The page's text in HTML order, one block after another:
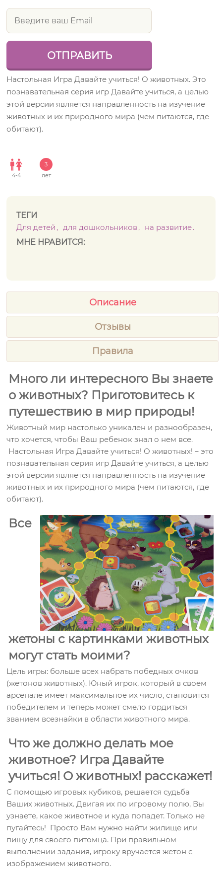
Настольная Игра Давайте учиться! О животных. Это
познавательная серия игр Давайте учиться, а целью
этой версии является направленность на изучение
животных и их природного мира (чем питаются, где
обитают).
4-4
3
лет
ТЕГИ
Для детей
для дошкольников
на развитие
МНЕ НРАВИТСЯ:
Описание
Отзывы
Правила
Много ли интересного Вы знаете
о животных? Приготовитесь к
путешествию в мир природы!
Животный мир настолько уникален и разнообразен,
что хочется, чтобы Ваш ребенок знал о нем все.
Настольная Игра Давайте учиться! О животных! – это
познавательная серия игр Давайте учиться, а целью
этой версии является направленность на изучение
животных и их природного мира (чем питаются, где
обитают).
Все
жетоны с картинками животных
могут стать моими?
Цель игры: больше всех набрать победных очков
(жетонов животных). Юный игрок, который в своем
арсенале имеет максимальное их число, становится
победителем и теперь может смело гордиться
званием всезнайки в области животного мира.
Что же должно делать мое
животное? Игра Давайте
учиться! О животных! расскажет!
С помощью игровых кубиков, решается судьба
Ваших животных. Двигая их по игровому полю, Вы
узнаете, какое животное и куда попадет. Только не
пугайтесь! Просто Вам нужно найти жилище или
пищу для своего питомца. При правильном
выполнении задания, игроку вручается жетон с
изображением животного.